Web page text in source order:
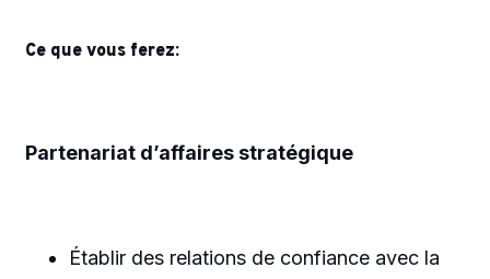
Ce que vous ferez:
Partenariat d’affaires stratégique
Établir des relations de confiance avec la